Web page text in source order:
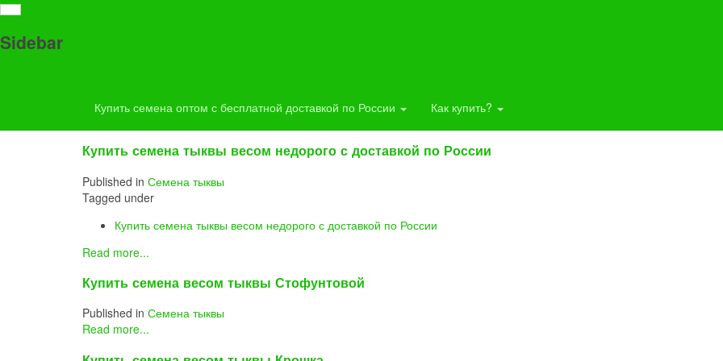
Sidebar
Купить семена оптом с бесплатной доставкой по России
Как купить?
Семена тыквы (4)
Купить семена тыквы весом недорого с доставкой по России
Published in Семена тыквы
Tagged under
Купить семена тыквы весом недорого с доставкой по России
Read more...
Купить семена весом тыквы Стофунтовой
Published in Семена тыквы
Read more...